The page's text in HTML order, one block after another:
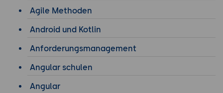
Agile Methoden
Android und Kotlin
Anforderungsmanagement
Angular schulen
Angular